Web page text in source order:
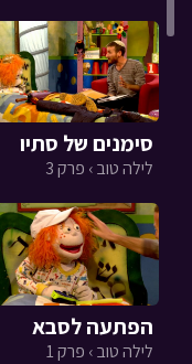
סימנים של סתיו
לילה טוב › פרק 3
הפתעה לסבא
לילה טוב › פרק 1